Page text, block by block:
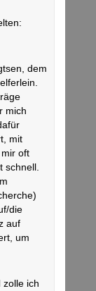
dem
mich
mit
oft
schnell.
die
auf
um
zolle ich